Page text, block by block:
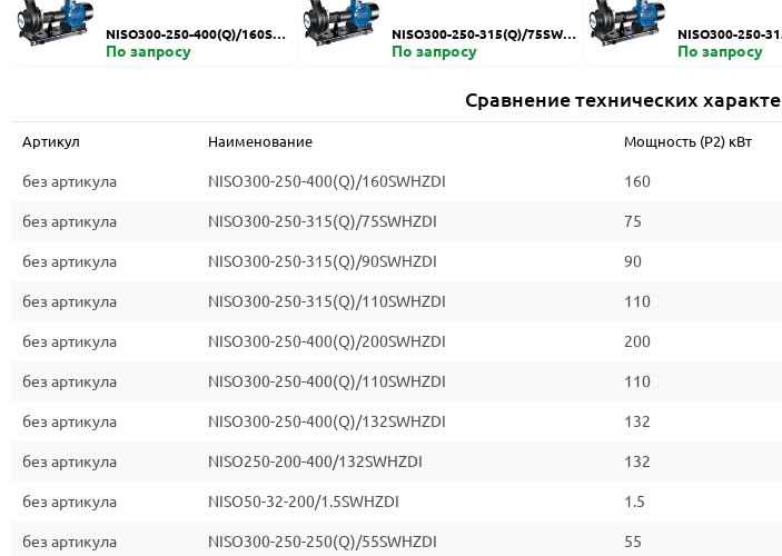
NISO300-250-400(Q)/160SW
HZDI
По запросу
NISO300-250-315(Q)/75SWH
ZDI
По запросу
NISO300-250-
ZDI
По запросу
Сравнение технических
Артикул Наименование Мощность (P2) кВт
без артикула NISO300-250-400(Q)/160SWHZDI 160
без артикула NISO300-250-315(Q)/75SWHZDI 75
без артикула NISO300-250-315(Q)/90SWHZDI 90
без артикула NISO300-250-315(Q)/110SWHZDI 110
без артикула NISO300-250-400(Q)/200SWHZDI 200
без артикула NISO300-250-400(Q)/110SWHZDI 110
без артикула NISO300-250-400(Q)/132SWHZDI 132
без артикула NISO250-200-400/132SWHZDI 132
без артикула NISO50-32-200/1.5SWHZDI 1.5
без артикула NISO300-250-250(Q)/55SWHZDI 55